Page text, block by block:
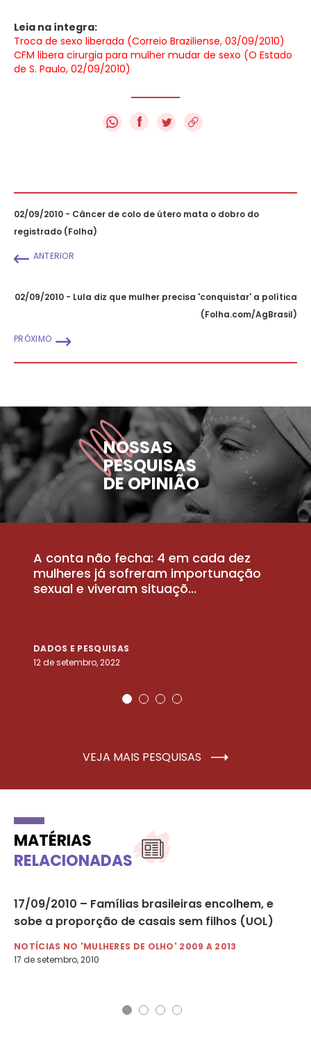
Leia na íntegra:
Troca de sexo liberada (Correio Braziliense, 03/09/2010)
CFM libera cirurgia para mulher mudar de sexo (O Estado
de S. Paulo, 02/09/2010)
f
02/09/2010 - Câncer de colo de útero mata o dobro do
registrado (Folha)
ANTERIOR
02/09/2010 - Lula diz que mulher precisa 'conquistar' a política
(Folha.com/AgBrasil)
PRÓXIMO
NOSSAS
PESQUISAS
DE OPINIÃO
A conta não fecha: 4 em cada dez
mulheres já sofreram importunação
sexual e viveram situaçõ...
DADOS E PESQUISAS
12 de setembro, 2022
VEJA MAIS PESQUISAS
MATÉRIAS
RELACIONADAS
17/09/2010 – Famílias brasileiras encolhem, e
sobe a proporção de casais sem filhos (UOL)
NOTÍCIAS NO 'MULHERES DE OLHO' 2009 A 2013
17 de setembro, 2010